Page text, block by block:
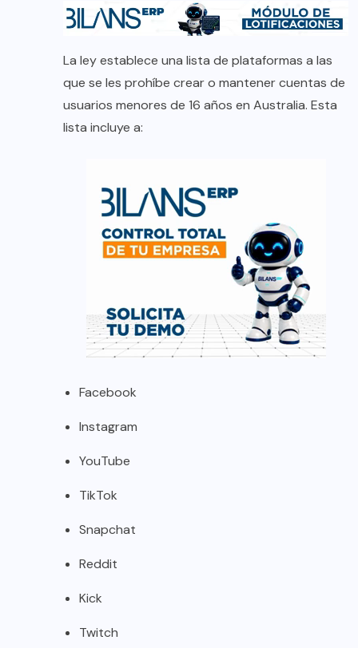
La ley establece una lista de plataformas a las
que se les prohíbe crear o mantener cuentas de
usuarios menores de 16 años en Australia. Esta
lista incluye a:
Facebook
Instagram
YouTube
TikTok
Snapchat
Reddit
Kick
Twitch